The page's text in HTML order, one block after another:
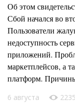
Об этом
Сбой начался во
Пользователи
недоступность
приложений.
маркетплейсов, а
платформ.
6 августа